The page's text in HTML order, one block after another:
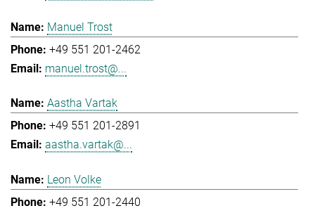
Manuel Trost
+49 551 201-2462
manuel.trost@...
Aastha Vartak
+49 551 201-2891
aastha.vartak@...
Leon Volke
+49 551 201-2440